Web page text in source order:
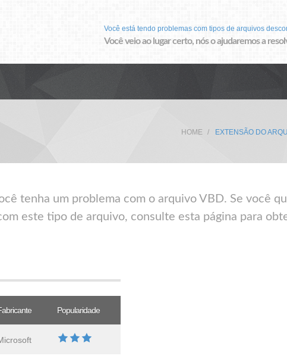
Você está tendo problemas com tipos de arquivos
Você veio ao lugar certo, nós o ajudaremos a
HOME EXTENSÃO DO
tenha um problema com o arquivo VBD. Se você
este tipo de arquivo, consulte esta página para
Popularidade